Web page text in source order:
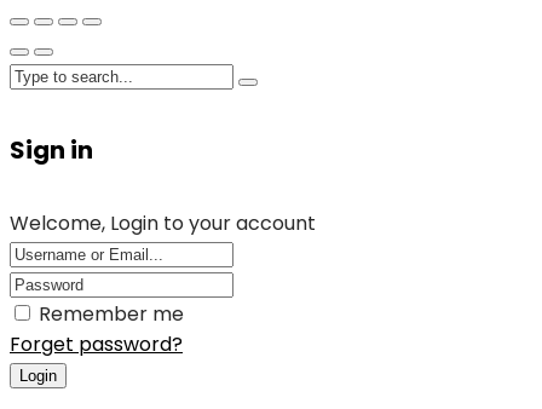
Sign in
Welcome, Login to your account
Remember me
Forget password?
Login